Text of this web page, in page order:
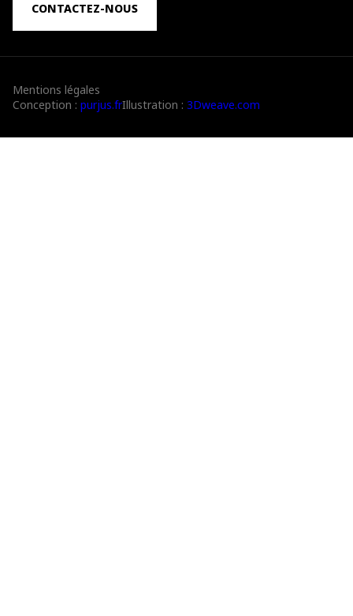
CONTACTEZ-NOUS
Mentions légales
Conception : purjus.frIllustration : 3Dweave.com